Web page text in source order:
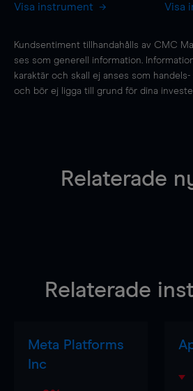
Visa instrument Visa
Kundsentiment tillhandahålls av CMC
ses som generell information.
karaktär och skall ej anses som
och bör ej ligga till grund för dina
Relaterade
Relaterade
Meta Platforms
Inc